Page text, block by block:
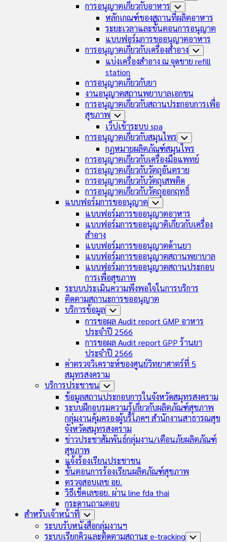
การอนุญาตเกี่ยวกับอาหาร Toggle
Child
Menu
หลักเกณฑ์ของสถานที่ผลิตอาหาร
ระยะเวลาและขั้นตอนการอนุญาต
แบบฟอร์มการขออนุญาตอาหาร
การอนุญาตเกี่ยวกับเครื่องสำอาง Toggle
Child
Menu
แบ่งเครื่องสำอาง ณ จุดขาย refill
station
การอนุญาตเกี่ยวกับยา
งานอนุญาตสถานพยาบาลเอกชน
การอนุญาตเกี่ยวกับสถานประกอบการเพื่อ
สุขภาพ Toggle
Child
Menu
เว็ปเข้าระบบ spa
การอนุญาตเกี่ยวกับสมุนไพร Toggle
Child
Menu
กฏหมายผลิตภัณฑ์สมุนไพร
การอนุญาตเกี่ยวกับเครื่องมือแพทย์
การอนุญาตเกี่ยวกับวัตถุอันตราย
การอนุญาตเกี่ยวกับวัตถุเสพติด
การอนุญาตเกี่ยวกับวัตถุออกฤทธิ์
แบบฟอร์มการขออนุญาต Toggle
Child
Menu
แบบฟอร์มการขออนุญาตอาหาร
แบบฟอร์มการขออนุญาติเกี่ยวกับเครื่อง
สำอาง
แบบฟอร์มการขออนุญาตด้านยา
แบบฟอร์มการขออนุญาตสถานพยาบาล
แบบฟอร์มการขออนุญาตสถานประกอบ
การเพื่อสุขภาพ
ระบบประเมินความพึงพอใจในการบริการ
ติดตามสถานะการขออนุญาต
บริการข้อมูล Toggle
Child
Menu
การขอผล Audit report GMP อาหาร
ประจำปี 2566
การขอผล Audit report GPP ร้านยา
ประจำปี 2566
ค่าตรวจวิเคราะห์ของศูนย์วิทยาศาตร์ที่ 5
สมุทรสงคราม
บริการประชาชน Toggle
Child
Menu
ข้อมูลสถานประกอบการในจังหวัดสมุทรสงคราม
ระบบฝึกอบรมความรู้เกี่ยวกับผลิตภัณฑ์สุขภาพ
กลุ่มงานคุ้มครองผู้บริโภคฯ สำนักงานสาธารณสุข
จังหวัดสมุทรสงคราม
ข่าวประชาสัมพันธ์กลุ่มงาน/เตือนภัยผลิตภัณฑ์
สุขภาพ
แจ้งร้องเรียนประชาชน
ขั้นตอนการร้องเรียนผลิตภัณฑ์สุขภาพ
ตรวจสอบเลข อย.
วิธีเช็คเลขอย. ผ่าน line fda thai
กระดานถามตอบ
สำหรับเจ้าหน้าที่ Toggle
Child
Menu
ระบบรับหนังสือกลุ่มงานฯ
ระบบเรียกคิวและติดตามสถานะ e-tracking Toggle